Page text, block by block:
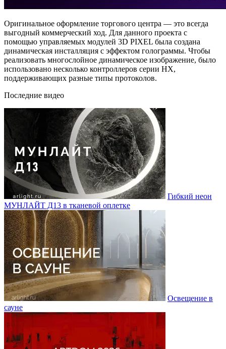
Оригинальное оформление торгового центра — это всегда
выгодный коммерческий ход. Для данного проекта с
помощью управляемых модулей 3D PIXEL была создана
динамическая инсталляция с эффектом голограммы. Чтобы
реализовать многослойное динамическое изображение, было
использовано несколько контроллеров серии HX,
поддерживающих разные типы протоколов.
Последние видео
Гибкий неон
МУНЛАЙТ Д13 в тканевой оплетке
Освещение в
сауне